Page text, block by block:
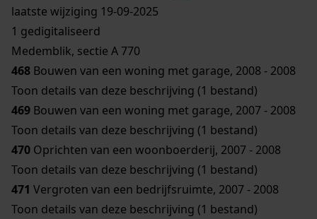
laatste wijziging 19-09-2025
1 gedigitaliseerd
Medemblik, sectie A 770
468 Bouwen van een woning met garage, 2008 - 2008
Toon details van deze beschrijving (1 bestand)
469 Bouwen van een woning met garage, 2007 - 2008
Toon details van deze beschrijving (1 bestand)
470 Oprichten van een woonboerderij, 2007 - 2008
Toon details van deze beschrijving (1 bestand)
471 Vergroten van een bedrijfsruimte, 2007 - 2008
Toon details van deze beschrijving (1 bestand)